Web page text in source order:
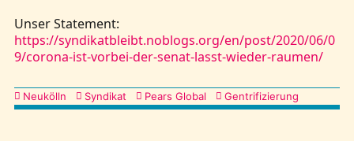
Unser Statement:
https://syndikatbleibt.noblogs.org/en/post/2020/06/0
9/corona-ist-vorbei-der-senat-lasst-wieder-raumen/
Kategorien
Neukölln Syndikat Pears Global Gentrifizierung